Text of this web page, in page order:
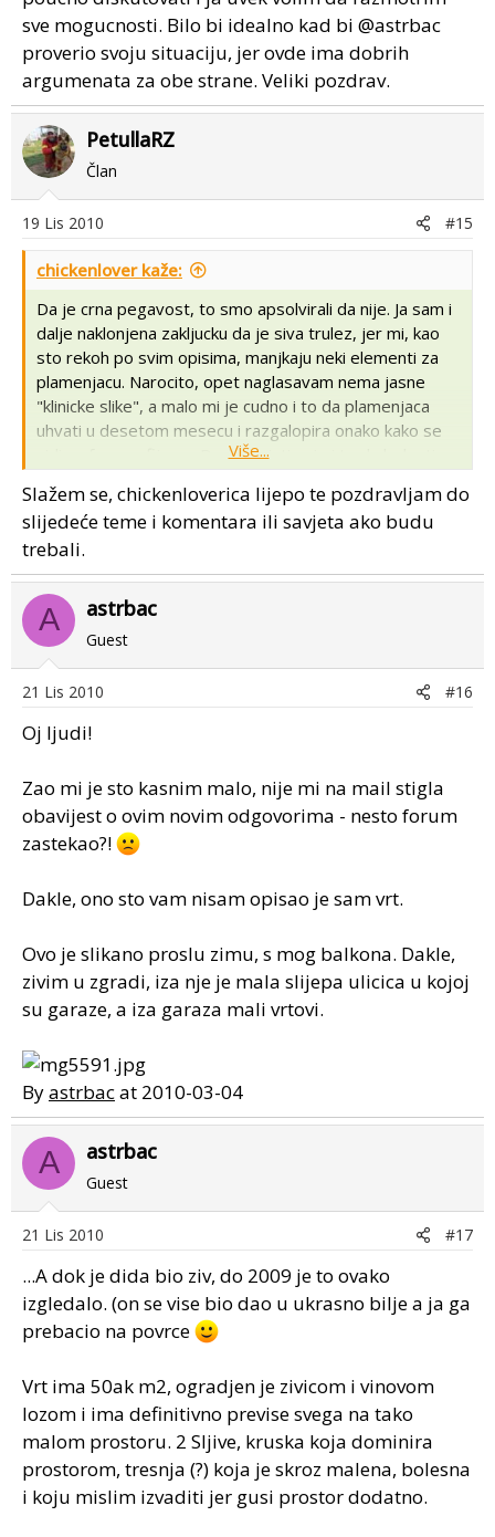
sve mogucnosti. Bilo bi idealno kad bi @astrbac
proverio svoju situaciju, jer ovde ima dobrih
argumenata za obe strane. Veliki pozdrav.
PetullaRZ
Član
19 Lis 2010 #15
chickenlover kaže:
Da je crna pegavost, to smo apsolvirali da nije. Ja sam i
dalje naklonjena zakljucku da je siva trulez, jer mi, kao
sto rekoh po svim opisima, manjkaju neki elementi za
plamenjacu. Narocito, opet naglasavam nema jasne
"klinicke slike", a malo mi je cudno i to da plamenjaca
uhvati u desetom mesecu i razgalopira onako kako se
vidi na forografijama. Doduse, istina je i to da bolesti
bolesti preklopi, pa bez konkretne analize covek ne
moze tvrditi nista. Istina je i to da sam licno imala tu
srecu da nemam preterano oboljenja u svojoj plantazi
(no, ja ih gajim alternativno, tako da to verovatno pravi
bitnu razliku), pa je moguce da ne znam bas sve
"moduse" u kojima se neki patogen moze javiti. U
svakom slucaju, veoma je poucno diskutovati i ja uvek
volim da razmotrim sve mogucnosti. Bilo bi idealno kad
bi @astrbac proverio svoju situaciju, jer ovde ima
dobrih argumenata za obe strane. Veliki pozdrav.
Više...
Slažem se, chickenloverica lijepo te pozdravljam do
slijedeće teme i komentara ili savjeta ako budu
trebali.
A astrbac
Guest
21 Lis 2010 #16
Oj ljudi!
Zao mi je sto kasnim malo, nije mi na mail stigla
obavijest o ovim novim odgovorima - nesto forum
zastekao?!
Dakle, ono sto vam nisam opisao je sam vrt.
Ovo je slikano proslu zimu, s mog balkona. Dakle,
zivim u zgradi, iza nje je mala slijepa ulicica u kojoj
su garaze, a iza garaza mali vrtovi.
Byastrbacat 2010-03-04
A astrbac
Guest
21 Lis 2010 #17
...A dok je dida bio ziv, do 2009 je to ovako
izgledalo. (on se vise bio dao u ukrasno bilje a ja ga
prebacio na povrce
Vrt ima 50ak m2, ogradjen je zivicom i vinovom
lozom i ima definitivno previse svega na tako
malom prostoru. 2 Sljive, kruska koja dominira
prostorom, tresnja (?) koja je skroz malena, bolesna
i koju mislim izvaditi jer gusi prostor dodatno.